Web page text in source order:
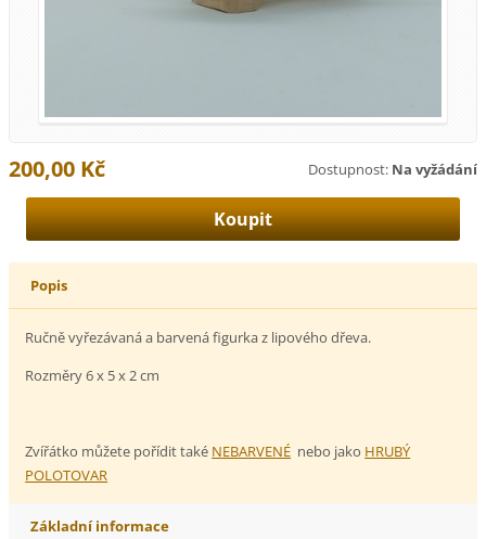
Dostupnost: Na vyžádání
200,00 Kč
Popis
Ručně vyřezávaná a barvená figurka z lipového dřeva.
Rozměry 6 x 5 x 2 cm
Zvířátko můžete pořídit také NEBARVENÉ nebo jako HRUBÝ
POLOTOVAR
Základní informace